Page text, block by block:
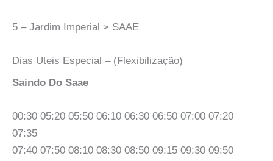
5 – Jardim Imperial > SAAE
Dias Uteis Especial – (Flexibilização)
Saindo Do Saae
00:30 05:20 05:50 06:10 06:30 06:50 07:00 07:20
07:35
07:40 07:50 08:10 08:30 08:50 09:15 09:30 09:50